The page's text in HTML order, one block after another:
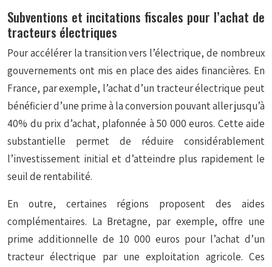
Subventions et incitations fiscales pour l’achat de
tracteurs électriques
Pour accélérer la transition vers l’électrique, de nombreux
gouvernements ont mis en place des aides financières. En
France, par exemple, l’achat d’un tracteur électrique peut
bénéficier d’une prime à la conversion pouvant aller jusqu’à
40% du prix d’achat, plafonnée à 50 000 euros. Cette aide
substantielle permet de réduire considérablement
l’investissement initial et d’atteindre plus rapidement le
seuil de rentabilité.
En outre, certaines régions proposent des aides
complémentaires. La Bretagne, par exemple, offre une
prime additionnelle de 10 000 euros pour l’achat d’un
tracteur électrique par une exploitation agricole. Ces